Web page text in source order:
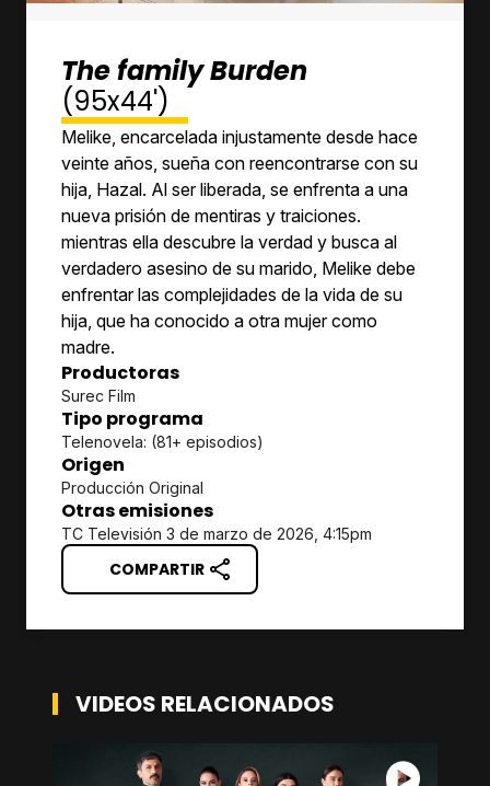
The family Burden
(95x44')
Melike, encarcelada injustamente desde hace
veinte años, sueña con reencontrarse con su
hija, Hazal. Al ser liberada, se enfrenta a una
nueva prisión de mentiras y traiciones.
mientras ella descubre la verdad y busca al
verdadero asesino de su marido, Melike debe
enfrentar las complejidades de la vida de su
hija, que ha conocido a otra mujer como
madre.
Productoras
Surec Film
Tipo programa
Telenovela: (81+ episodios)
Origen
Producción Original
Otras emisiones
TC Televisión 3 de marzo de 2026, 4:15pm
COMPARTIR
VIDEOS RELACIONADOS